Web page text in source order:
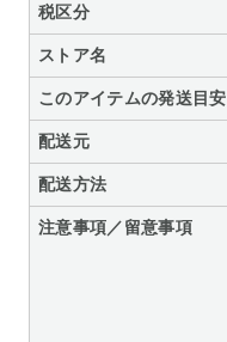
税区分
ストア名
このアイテムの発送目安
配送元
配送方法
注意事項／留意事項